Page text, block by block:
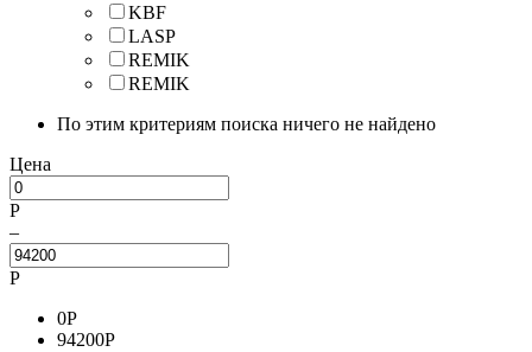
KBF
LASP
REMIK
REMIK
По этим критериям поиска ничего не найдено
Цена
Р
–
Р
0Р
94200Р